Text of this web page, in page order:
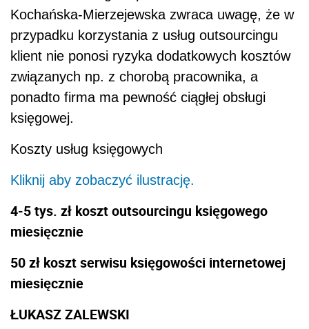
Kochańska-Mierzejewska zwraca uwagę, że w
przypadku korzystania z usług outsourcingu
klient nie ponosi ryzyka dodatkowych kosztów
związanych np. z chorobą pracownika, a
ponadto firma ma pewność ciągłej obsługi
księgowej.
Koszty usług księgowych
Kliknij aby zobaczyć ilustrację.
4-5tys. zł koszt outsourcingu księgowego
miesięcznie
50zł koszt serwisu księgowości internetowej
miesięcznie
ŁUKASZ ZALEWSKI